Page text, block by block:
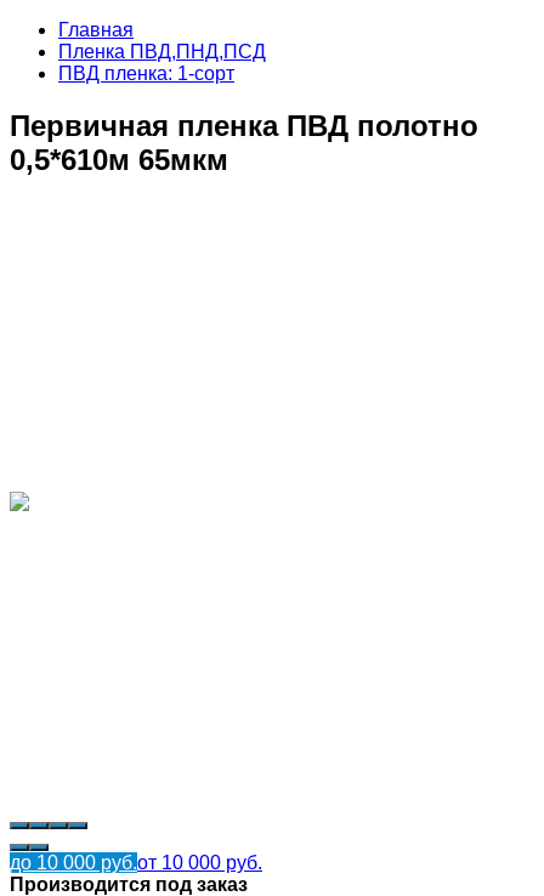
Главная
Пленка ПВД,ПНД,ПСД
ПВД пленка: 1-сорт
Первичная пленка ПВД полотно
0,5*610м 65мкм
до 10 000 руб.от 10 000 руб.
Производится под заказ